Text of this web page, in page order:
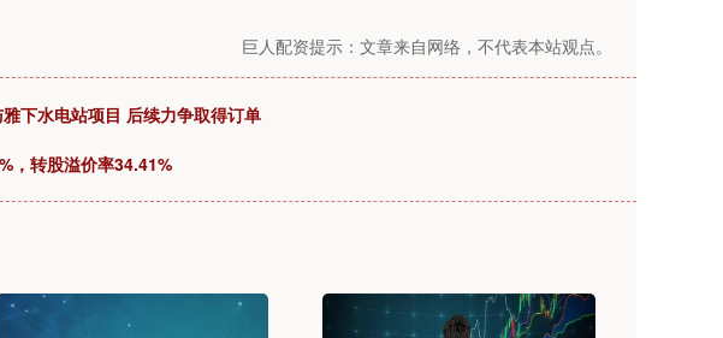
巨人配资提示：文章来自网络，不代表本站观点。
下水电站项目 后续力争取得订单
，转股溢价率34.41%